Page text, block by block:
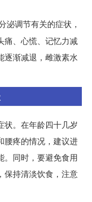
泌调节有关的症状，
痛、心慌、记忆力减
逐渐减退，雌激素水
状。在年龄四十几岁
腰疼的情况，建议进
。同时，要避免食用
保持清淡饮食，注意